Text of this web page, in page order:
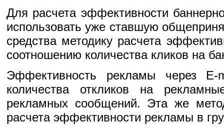
Для расчета эффективности
использовать уже ставшую
средства методику расчета
соотношению количества кликов на
Эффективность рекламы через E-
количества откликов на
рекламных сообщений. Эта же
расчета эффективности рекламы в